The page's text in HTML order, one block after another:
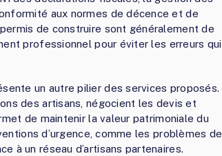
aux normes de décence et de
de construire sont généralement de
professionnel pour éviter les erreurs qui
un autre pilier des services proposés.
des artisans, négocient les devis et
de maintenir la valeur patrimoniale du
d’urgence, comme les problèmes de
à un réseau d’artisans partenaires.